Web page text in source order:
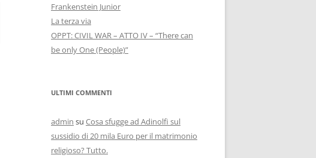
Frankenstein Junior
La terza via
OPPT: CIVIL WAR – ATTO IV – “There can
be only One (People)”
ULTIMI COMMENTI
admin su Cosa sfugge ad Adinolfi sul
sussidio di 20 mila Euro per il matrimonio
religioso? Tutto.